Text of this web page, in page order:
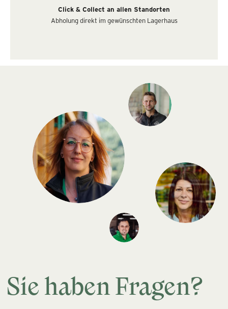
Click & Collect an allen Standorten
Abholung direkt im gewünschten Lagerhaus
Sie haben Fragen?